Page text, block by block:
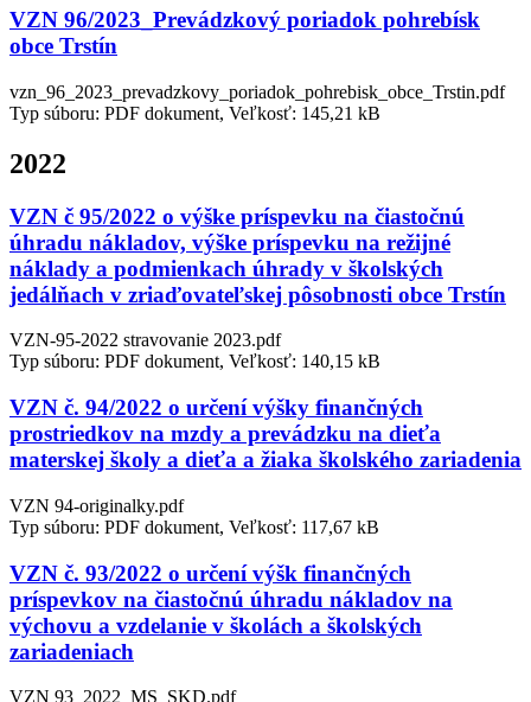
VZN 96/2023_Prevádzkový poriadok pohrebísk
obce Trstín
vzn_96_2023_prevadzkovy_poriadok_pohrebisk_obce_Trstin.pdf
Typ súboru: PDF dokument, Veľkosť: 145,21 kB
2022
VZN č 95/2022 o výške príspevku na čiastočnú
úhradu nákladov, výške príspevku na režijné
náklady a podmienkach úhrady v školských
jedálňach v zriaďovateľskej pôsobnosti obce Trstín
VZN-95-2022 stravovanie 2023.pdf
Typ súboru: PDF dokument, Veľkosť: 140,15 kB
VZN č. 94/2022 o určení výšky finančných
prostriedkov na mzdy a prevádzku na dieťa
materskej školy a dieťa a žiaka školského zariadenia
VZN 94-originalky.pdf
Typ súboru: PDF dokument, Veľkosť: 117,67 kB
VZN č. 93/2022 o určení výšk finančných
príspevkov na čiastočnú úhradu nákladov na
výchovu a vzdelanie v školách a školských
zariadeniach
VZN 93_2022_MS_SKD.pdf